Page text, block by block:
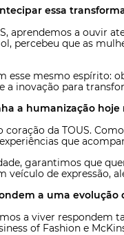
essa
aprendemos a ouvir
percebeu que as
esse mesmo espírito:
a inovação para
a humanização
coração da TOUS.
que
garantimos que
veículo de expressão,
a uma
a viver respondem
of Fashion e